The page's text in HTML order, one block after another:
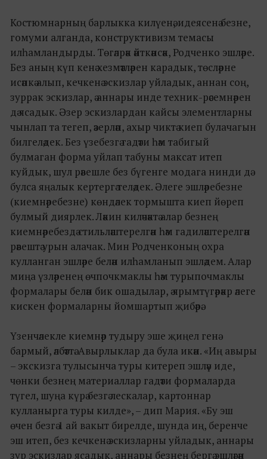
Костюмнарның барлыкка килүенә, идеясенә безне,
гомуми алганда, конструктивизм темасы
илһамландырды. Төгәлрәк әйткәнсәк, Родченко эшләре.
Без аның күп кенә хезмәтләрен карадык, төсләрне
исәпкә алып, кечкенә эскизлар уйладык, аннан соң,
зуррак эскизлар, ә аннары инде техник-рәсемнәрен
дә ясадык. Әзер эскизлардан кайсы элементларны
чынлап та тегеп, әзерләп, ахыр чиктә киеп булачагын
билгеләдек. Без үзебезгә гадәти һәм табигый
булмаган форма уйлап табуны максат итеп
куйдык, шул рәвешле без бүгенге модага нинди дә
булса яңалык кертергә теләдек. Әлеге эшләребезне
(киемнәребезне) көндәлек тормышта киеп йөреп
булмый диярлек. Ләкин киләчәктә алар безнең
киемнәребездә стильләштерелгән һәм гадиләштерелгән
рәвештә урын алачак. Мин Родченконың охра
кулланган эшләре белән илһамланып эшләдем. Алар
миңа үзләренең өчпочкмаклы һәм турыпочмаклы
формалары белән бик ошадылар, ә ярымтүгәрәкр әлеге
кискен формаларны йомшартып җибәрә.
Үзенчәлекле киемнәр тудыру эше җиңел генә
бармый, әлбәттә. Авырлыклар да була икән. «Иң авыры
– экскизга тулысынча туры китереп эшләү иде,
чөнки безнең материаллар гадәти формаларда
түгел, шуңа күрә безгә лескалар, картоннар
кулланырга туры килде», – дип Мария. «Бу эш
өчен безгә 1 ай вакыт бирелде, шунда иң, беренче
эш итеп, без кечкенә эскизларны уйладык, аннары
зур эскизлар ясадык, аннары безнең бергә эшләгән